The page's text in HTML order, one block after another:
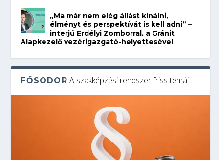
„Ma már nem elég állást kínálni,
élményt és perspektívát is kell adni” –
interjú Erdélyi Zomborral, a Gránit
Alapkezelő vezérigazgató-helyettesével
FŐSODOR A szakképzési rendszer friss témái